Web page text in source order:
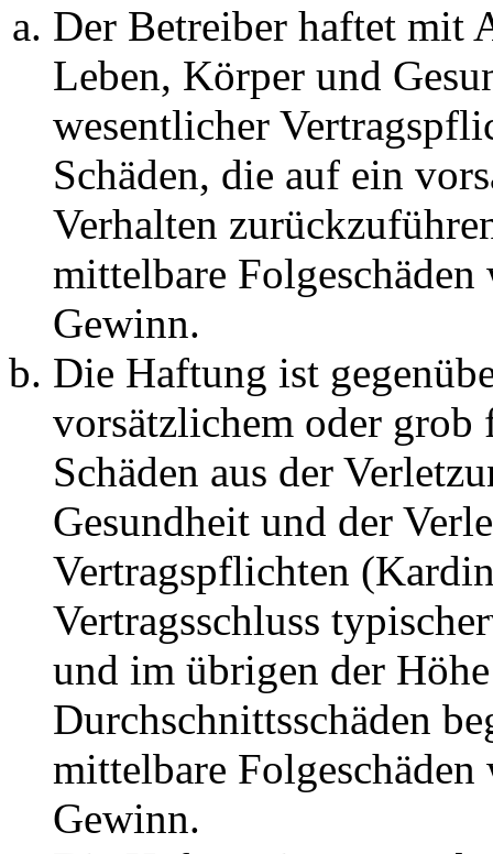
Der Betreiber haftet mit
Leben, Körper und
wesentlicher
Schäden, die auf ein
Verhalten
mittelbare Folgeschäden
Gewinn.
Die Haftung ist
vorsätzlichem oder grob
Schäden aus der
Gesundheit und der
Vertragspflichten
Vertragsschluss
und im übrigen der
Durchschnittsschäden
mittelbare Folgeschäden
Gewinn.